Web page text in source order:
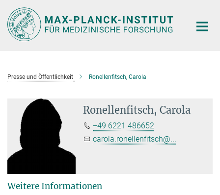
Hauptinhalt
Presse und Öffentlichkeit Ronellenfitsch, Carola
Ronellenfitsch, Carola
+49 6221 486652
carola.ronellenfitsch@...
Weitere Informationen